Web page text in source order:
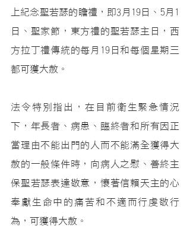
上紀念聖若瑟的瞻禮，即3月19日、5月1
日、聖家節，東方禮的聖若瑟主日，西
方拉丁禮傳統的每月19日和每個星期三
都可獲大赦。
法令特別指出，在目前衛生緊急情況
下，年長者、病患、臨終者和所有因正
當理由不能出門的人而不能滿全獲得大
赦的一般條件時，向病人之慰、善終主
保聖若瑟表達敬意，懷著信賴天主的心
奉獻生命中的痛苦和不適而行虔敬行
為，可獲得大赦。